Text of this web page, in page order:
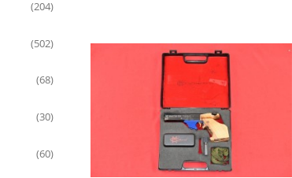
(204)
(502)
(68)
(30)
(60)